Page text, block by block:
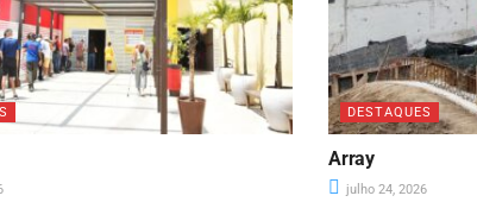
DESTAQUES
Array
julho 24, 2026